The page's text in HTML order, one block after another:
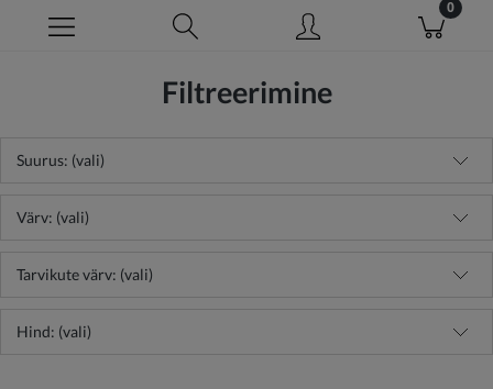
Filtreerimine
Suurus: (vali)
Värv: (vali)
Tarvikute värv: (vali)
Hind: (vali)